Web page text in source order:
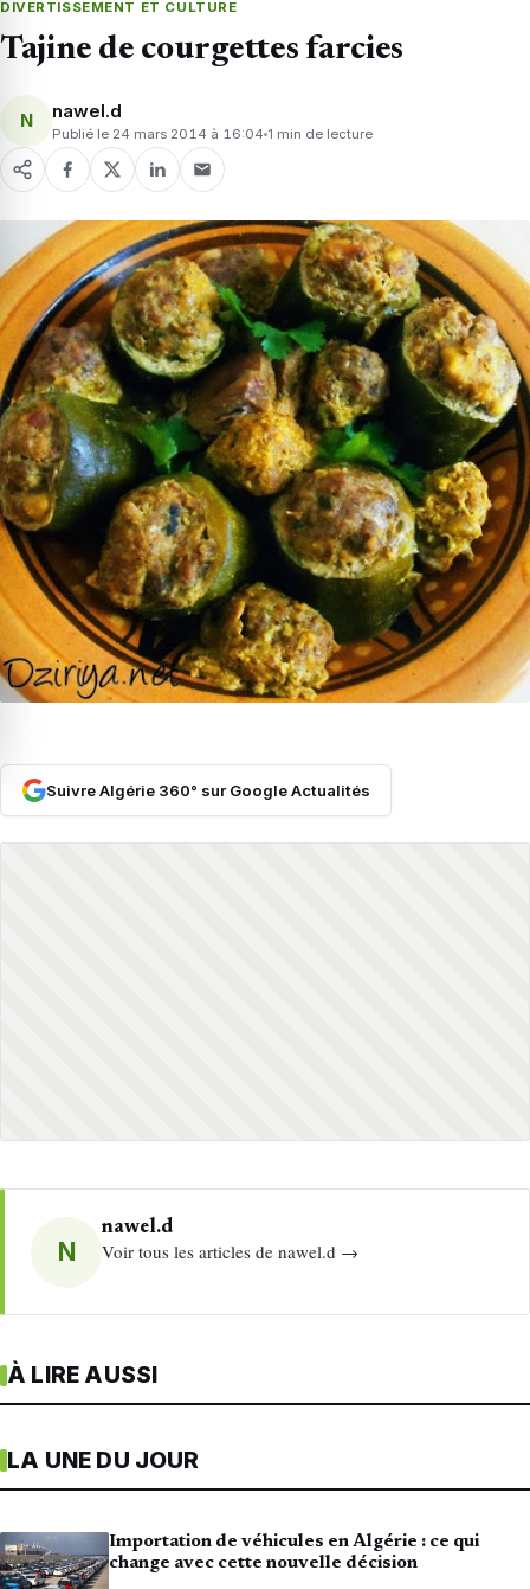
DIVERTISSEMENT ET CULTURE
Tajine de courgettes farcies
N nawel.d
Publié le 24 mars 2014 à 16:04 1 min de lecture
Suivre Algérie 360° sur Google Actualités
N
nawel.d
Voir tous les articles de nawel.d →
À LIRE AUSSI
LA UNE DU JOUR
Importation de véhicules en Algérie : ce qui
change avec cette nouvelle décision